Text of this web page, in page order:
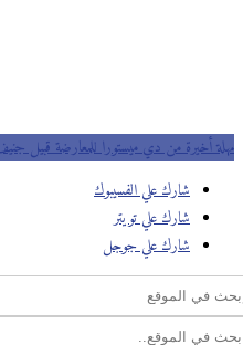
مهلة أخيرة من دي ميستورا للمعارضة قبيل جنيف
شارك علي الفسيبوك
شارك علي تويتر
شارك علي جوجل